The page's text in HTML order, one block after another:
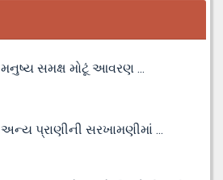
મનુષ્ય સમક્ષ મોટૂં આવરણ ...
અન્ય પ્રાણીની સરખામણીમાં ...